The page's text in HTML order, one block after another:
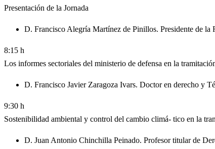
Presentación de la Jornada
D. Francisco Alegría Martínez de Pinillos. Presidente de la
8:15 h
Los informes sectoriales del ministerio de defensa en la
D. Francisco Javier Zaragoza Ivars. Doctor en derecho y
9:30 h
Sostenibilidad ambiental y control del cambio climá- tico en la
D. Juan Antonio Chinchilla Peinado. Profesor titular de